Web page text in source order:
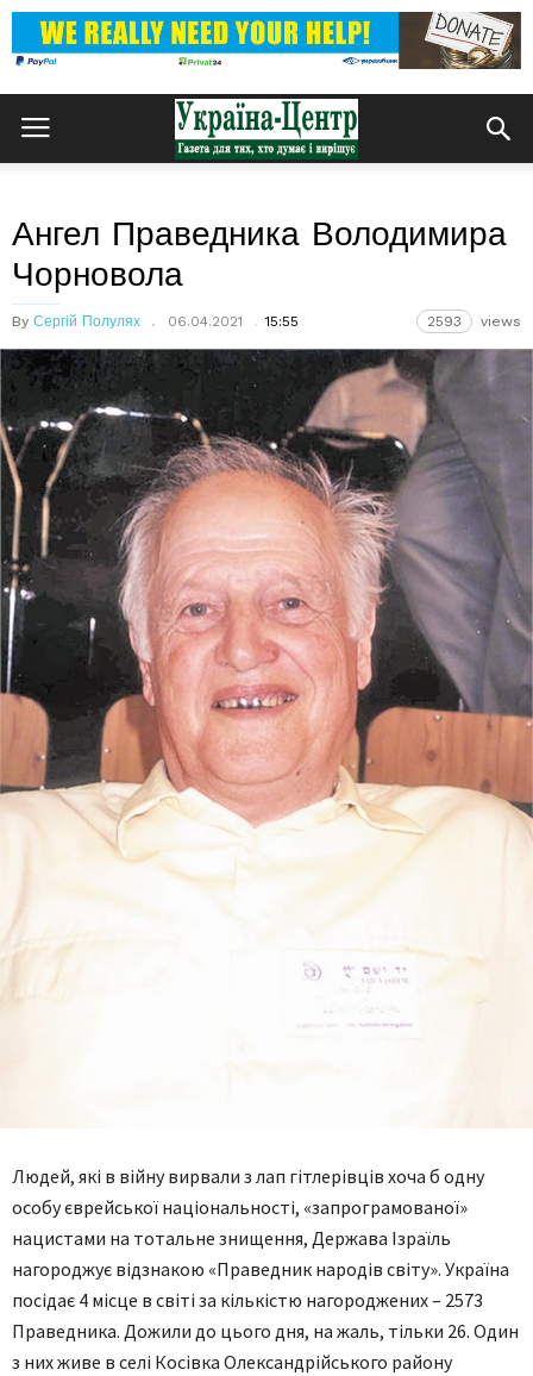
Ангел Праведника Володимира
Чорновола
By Сергій Полулях 06.04.2021 15:55 2593 views
Людей, які в війну вирвали з лап гітлерівців хоча б одну
особу єврейської національності, «запрограмованої»
нацистами на тотальне знищення, Держава Ізраїль
нагороджує відзнакою «Праведник народів світу». Україна
посідає 4 місце в світі за кількістю нагороджених – 2573
Праведника. Дожили до цього дня, на жаль, тільки 26. Один
з них живе в селі Косівка Олександрійського району